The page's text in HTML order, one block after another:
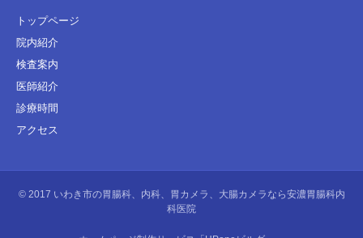
トップページ
院内紹介
検査案内
医師紹介
診療時間
アクセス
© 2017 いわき市の胃腸科、内科、胃カメラ、大腸カメラなら安濃胃腸科内
科医院